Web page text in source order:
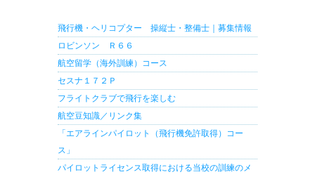
飛行機・ヘリコプター 操縦士・整備士｜募集情報
ロビンソン Ｒ６６
航空留学（海外訓練）コース
セスナ１７２Ｐ
フライトクラブで飛行を楽しむ
航空豆知識／リンク集
「エアラインパイロット（飛行機免許取得）コー
ス」
パイロットライセンス取得における当校の訓練のメ